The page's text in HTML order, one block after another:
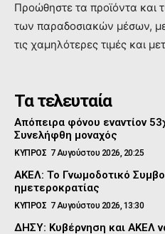
Προώθηστε τα προϊόντα και
των παραδοσιακών μέσων, με
τις χαμηλότερες τιμές και
Τα τελευταία
Απόπειρα φόνου εναντίον
Συνελήφθη μοναχός
ΚΥΠΡΟΣ 7 Αυγούστου 2026, 20:25
ΑΚΕΛ: Το Γνωμοδοτικό
ημετεροκρατίας
ΚΥΠΡΟΣ 7 Αυγούστου 2026, 13:30
ΔΗΣΥ: Κυβέρνηση και ΑΚΕΛ